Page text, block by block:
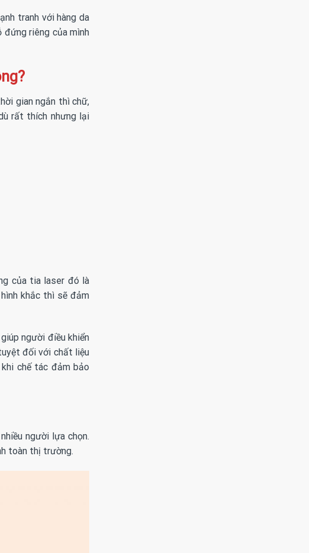
tranh với hàng da
riêng của mình
gian ngắn thì chữ,
rất thích nhưng lại
của tia laser đó là
khắc thì sẽ đảm
người điều khiển
đối với chất liệu
chế tác đảm bảo
người lựa chọn.
toàn thị trường.